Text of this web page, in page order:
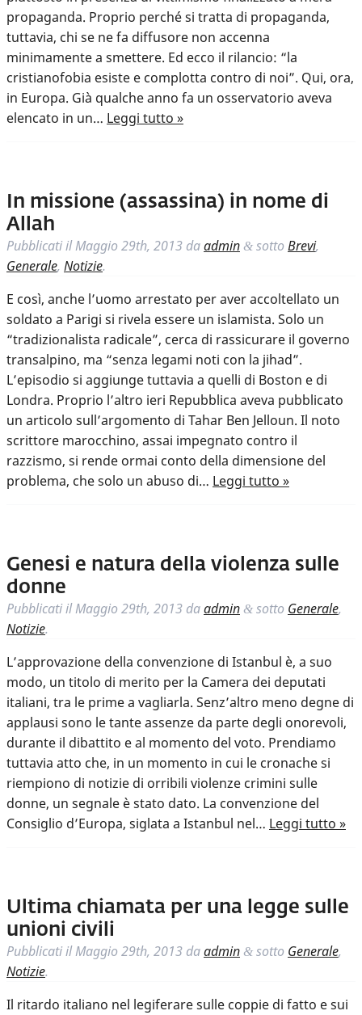
propaganda. Proprio perché si tratta di propaganda,
tuttavia, chi se ne fa diffusore non accenna
minimamente a smettere. Ed ecco il rilancio: “la
cristianofobia esiste e complotta contro di noi”. Qui, ora,
in Europa. Già qualche anno fa un osservatorio aveva
elencato in un… Leggi tutto »
In missione (assassina) in nome di
Allah
Pubblicati ilMaggio 29th, 2013 daadmin & sotto Brevi,
Generale, Notizie.
E così, anche l’uomo arrestato per aver accoltellato un
soldato a Parigi si rivela essere un islamista. Solo un
“tradizionalista radicale”, cerca di rassicurare il governo
transalpino, ma “senza legami noti con la jihad”.
L’episodio si aggiunge tuttavia a quelli di Boston e di
Londra. Proprio l’altro ieri Repubblica aveva pubblicato
un articolo sull’argomento di Tahar Ben Jelloun. Il noto
scrittore marocchino, assai impegnato contro il
razzismo, si rende ormai conto della dimensione del
problema, che solo un abuso di… Leggi tutto »
Genesi e natura della violenza sulle
donne
Pubblicati ilMaggio 29th, 2013 daadmin & sotto Generale,
Notizie.
L’approvazione della convenzione di Istanbul è, a suo
modo, un titolo di merito per la Camera dei deputati
italiani, tra le prime a vagliarla. Senz’altro meno degne di
applausi sono le tante assenze da parte degli onorevoli,
durante il dibattito e al momento del voto. Prendiamo
tuttavia atto che, in un momento in cui le cronache si
riempiono di notizie di orribili violenze crimini sulle
donne, un segnale è stato dato. La convenzione del
Consiglio d’Europa, siglata a Istanbul nel… Leggi tutto »
Ultima chiamata per una legge sulle
unioni civili
Pubblicati ilMaggio 29th, 2013 daadmin & sotto Generale,
Notizie.
Il ritardo italiano nel legiferare sulle coppie di fatto e sui